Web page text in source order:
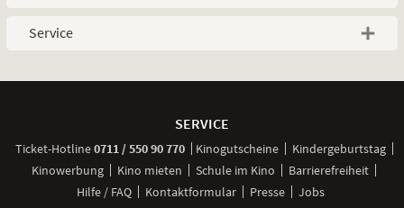
Service
SERVICE
Ticket-Hotline0711 / 550 90 770anrufen
Kinogutscheine
Kindergeburtstag
Kinowerbung
Kino mieten Schule im Kino
Barrierefreiheit
Hilfe / FAQ
Kontaktformular Presse Jobs